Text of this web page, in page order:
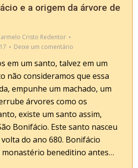
e a origem da árvore de
Cristo Redentor
Deixe um comentário
em um santo, talvez em um
não consideramos que essa
empunhe um machado, um
árvores como os
existe um santo assim,
Bonifácio. Este santo nasceu
do ano 680. Bonifácio
beneditino antes…